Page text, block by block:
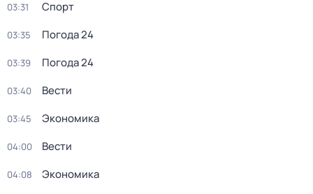
03:31 Спорт
03:35 Погода 24
03:39 Погода 24
03:40 Вести
03:45 Экономика
04:00 Вести
04:08 Экономика